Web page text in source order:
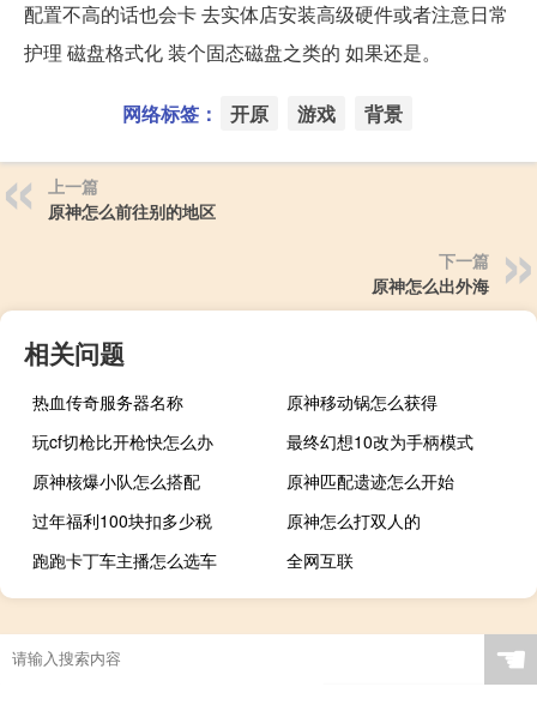
配置不高的话也会卡 去实体店安装高级硬件或者注意日常
护理 磁盘格式化 装个固态磁盘之类的 如果还是。
网络标签： 开原 游戏 背景
上一篇
原神怎么前往别的地区
下一篇
原神怎么出外海
相关问题
热血传奇服务器名称
原神移动锅怎么获得
玩cf切枪比开枪快怎么办
最终幻想10改为手柄模式
原神核爆小队怎么搭配
原神匹配遗迹怎么开始
过年福利100块扣多少税
原神怎么打双人的
跑跑卡丁车主播怎么选车
全网互联
☚